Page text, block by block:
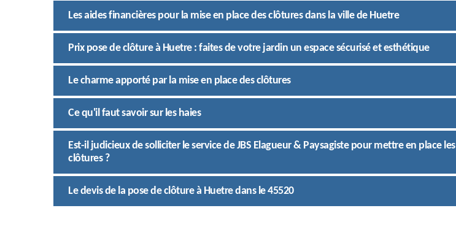
Les aides financières pour la mise en place des clôtures dans la ville de Huetre
Prix pose de clôture à Huetre : faites de votre jardin un espace sécurisé et esthétique
Le charme apporté par la mise en place des clôtures
Ce qu'il faut savoir sur les haies
Est-il judicieux de solliciter le service de JBS Elagueur & Paysagiste pour mettre en place les
clôtures ?
Le devis de la pose de clôture à Huetre dans le 45520